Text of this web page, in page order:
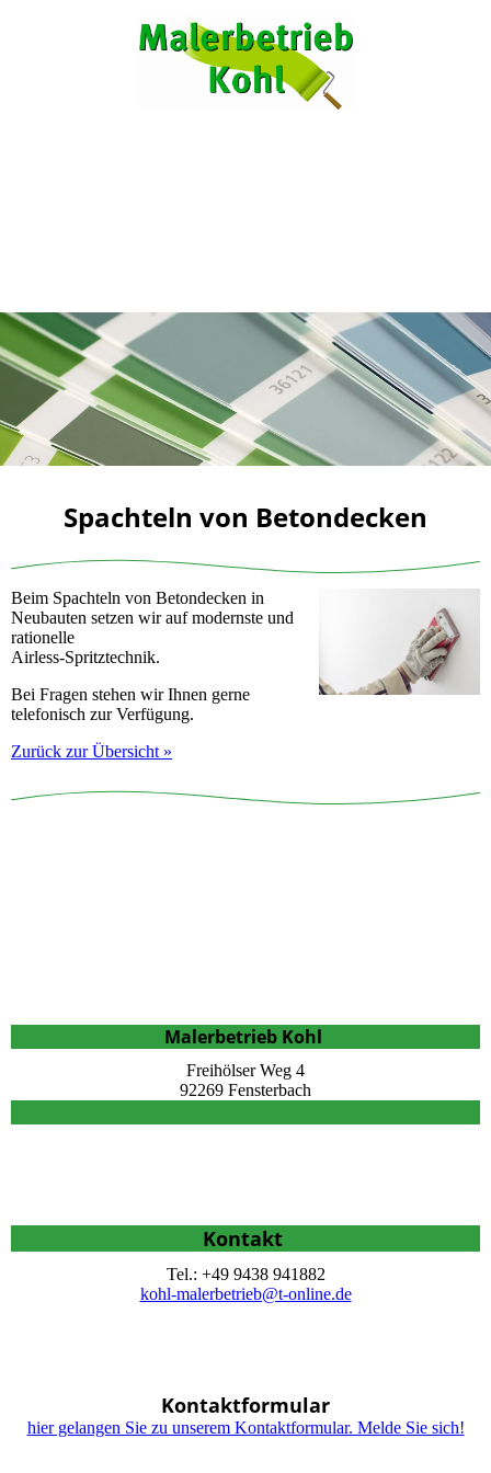
Spachteln von Betondecken
Beim Spachteln von Betondecken in
Neubauten setzen wir auf modernste und
rationelle
Airless-Spritztechnik.
Bei Fragen stehen wir Ihnen gerne
telefonisch zur Verfügung.
Zurück zur Übersicht »
Malerbetrieb Kohl
Freihölser Weg 4
92269 Fensterbach
Kontakt
Tel.: +49 9438 941882
kohl-malerbetrieb@t-online.de
Kontaktformular
hier gelangen Sie zu unserem Kontaktformular. Melde Sie sich!